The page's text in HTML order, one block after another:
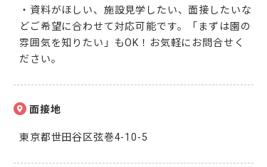
・資料がほしい、施設見学したい、面接したいな
どご希望に合わせて対応可能です。「まずは園の
雰囲気を知りたい」もOK！お気軽にお問合せく
ださい。
面接地
東京都世田谷区弦巻4-10-5